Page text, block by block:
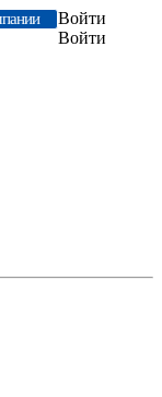
Войти
Войти